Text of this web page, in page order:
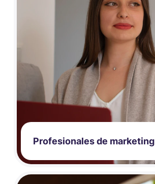
Profesionales de marketing